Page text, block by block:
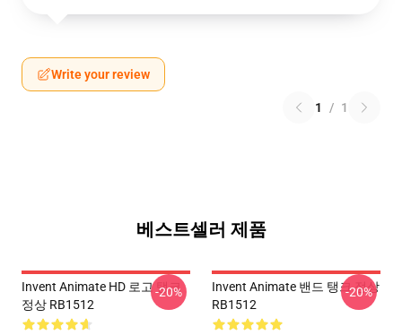
Write your review
1 / 1
베스트셀러 제품
Invent Animate HD 로고 탱크
정상 RB1512
-20%
Invent Animate 밴드 탱크 정상
RB1512
-20%